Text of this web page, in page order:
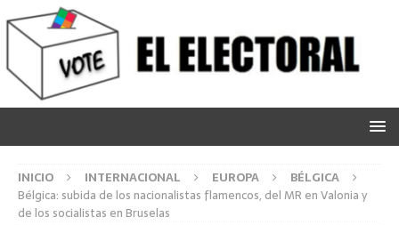
INICIO INTERNACIONAL EUROPA
BÉLGICA
Bélgica: subida de los nacionalistas flamencos, del MR en Valonia y
de los socialistas en Bruselas